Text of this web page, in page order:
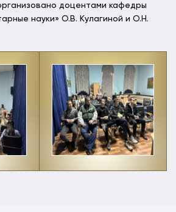
доцентами кафедры
науки» О.В. Кулагиной и О.Н.